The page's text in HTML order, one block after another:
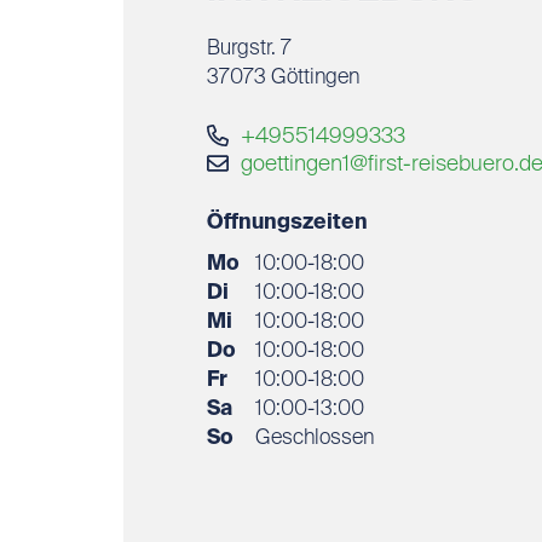
Burgstr. 7
37073 Göttingen
+495514999333
goettingen1@first-reisebuero.de
Öffnungszeiten
Mo
10:00-18:00
Di
10:00-18:00
Mi
10:00-18:00
Do
10:00-18:00
Fr
10:00-18:00
Sa
10:00-13:00
So
Geschlossen